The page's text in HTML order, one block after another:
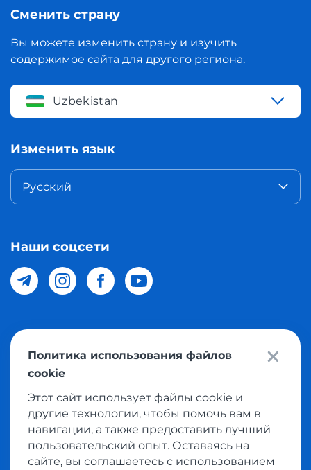
Сменить страну
Вы можете изменить страну и изучить
содержимое сайта для другого региона.
Uzbekistan
Изменить язык
Русский
Наши соцсети
© 2026 Meest Shopping доставка покупок с интернет
магазинов мира в Узбекистан. Все права защищены
Политика конфиденциальности
Условия использования сервисом выкупа товаров
Политика использования файлов
cookie
Этот сайт использует файлы cookie и
другие технологии, чтобы помочь вам в
навигации, а также предоставить лучший
пользовательский опыт. Оставаясь на
сайте, вы соглашаетесь с использованием